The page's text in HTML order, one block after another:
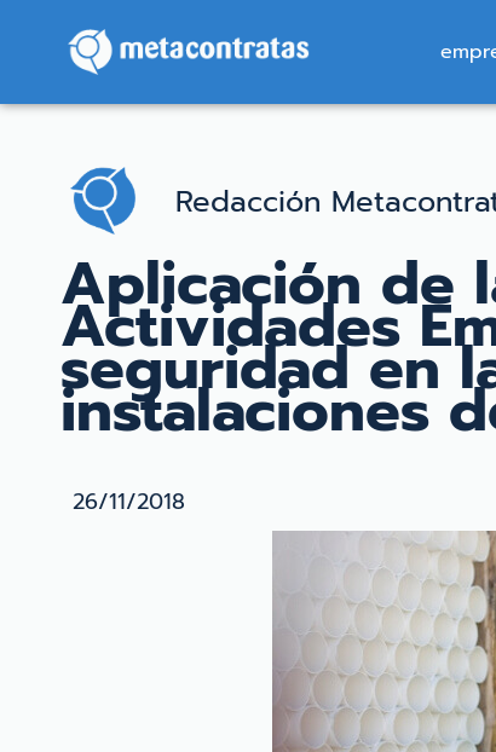
Redacción
Aplicación de
Actividades
seguridad en
instalaciones
26/11/2018